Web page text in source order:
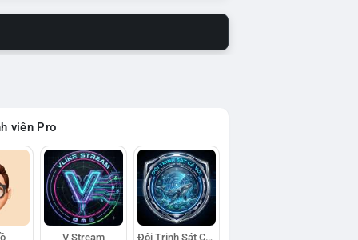
viên Pro
V Stream Đội Trinh Sát Cá Voi